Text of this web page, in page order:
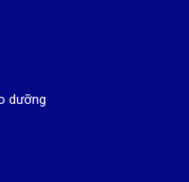
dưỡng